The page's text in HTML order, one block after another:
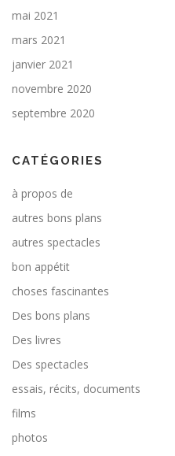
mai 2021
mars 2021
janvier 2021
novembre 2020
septembre 2020
CATÉGORIES
à propos de
autres bons plans
autres spectacles
bon appétit
choses fascinantes
Des bons plans
Des livres
Des spectacles
essais, récits, documents
films
photos